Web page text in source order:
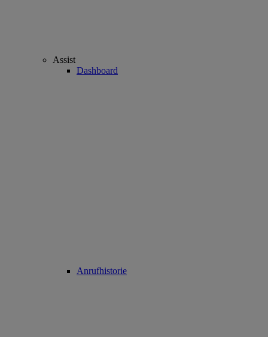
Assist
Dashboard
Anrufhistorie